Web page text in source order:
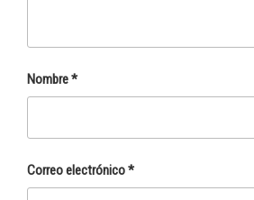
Nombre*
Correo electrónico*